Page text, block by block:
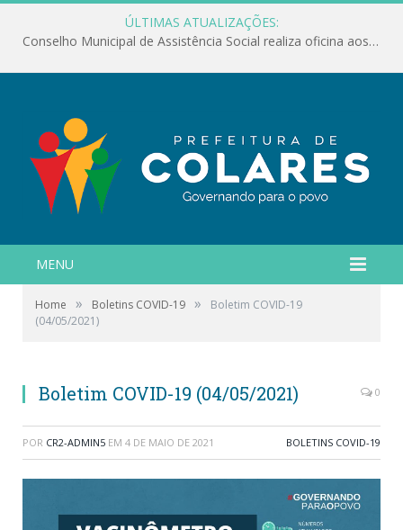
ÚLTIMAS ATUALIZAÇÕES:
Conselho Municipal de Assistência Social realiza oficina aos servidores
MENU
Home » Boletins COVID-19 »
Boletim COVID-19
(04/05/2021)
Boletim COVID-19 (04/05/2021) 0
POR CR2-ADMIN5 EM 4 DE MAIO DE 2021 BOLETINS COVID-19